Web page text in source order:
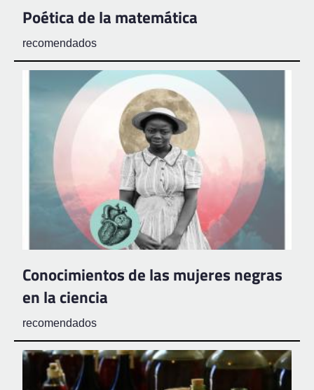
Poética de la matemática
recomendados
Conocimientos de las mujeres negras
en la ciencia
recomendados